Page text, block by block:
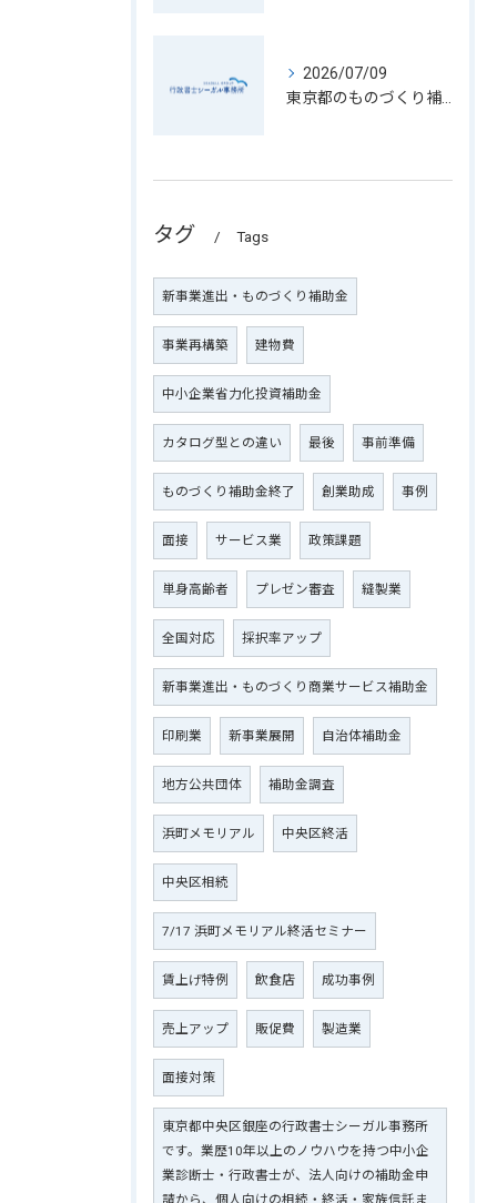
2026/07/09
タグ Tags
新事業進出・ものづくり補助金
事業再構築 建物費
中小企業省力化投資補助金
カタログ型との違い 最後 事前準備
ものづくり補助金終了 創業助成 事例
面接 サービス業 政策課題
単身高齢者 プレゼン審査 縫製業
全国対応 採択率アップ
新事業進出・ものづくり商業サービス補助金
印刷業 新事業展開 自治体補助金
地方公共団体 補助金調査
浜町メモリアル 中央区終活
中央区相続
7/17 浜町メモリアル終活セミナー
賃上げ特例 飲食店 成功事例
売上アップ 販促費 製造業
面接対策
東京都中央区銀座の行政書士シーガル事務所
です。業歴10年以上のノウハウを持つ中小企
業診断士・行政書士が、法人向けの補助金申
請から、個人向けの相続・終活・家族信託ま